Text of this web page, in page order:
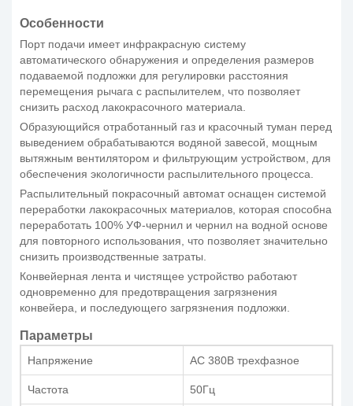
Особенности
Порт подачи имеет инфракрасную систему
автоматического обнаружения и определения размеров
подаваемой подложки для регулировки расстояния
перемещения рычага с распылителем, что позволяет
снизить расход лакокрасочного материала.
Образующийся отработанный газ и красочный туман перед
выведением обрабатываются водяной завесой, мощным
вытяжным вентилятором и фильтрующим устройством, для
обеспечения экологичности распылительного процесса.
Распылительный покрасочный автомат оснащен системой
переработки лакокрасочных материалов, которая способна
переработать 100% УФ-чернил и чернил на водной основе
для повторного использования, что позволяет значительно
снизить производственные затраты.
Конвейерная лента и чистящее устройство работают
одновременно для предотвращения загрязнения
конвейера, и последующего загрязнения подложки.
Параметры
Напряжение AC 380В трехфазное
Частота 50Гц